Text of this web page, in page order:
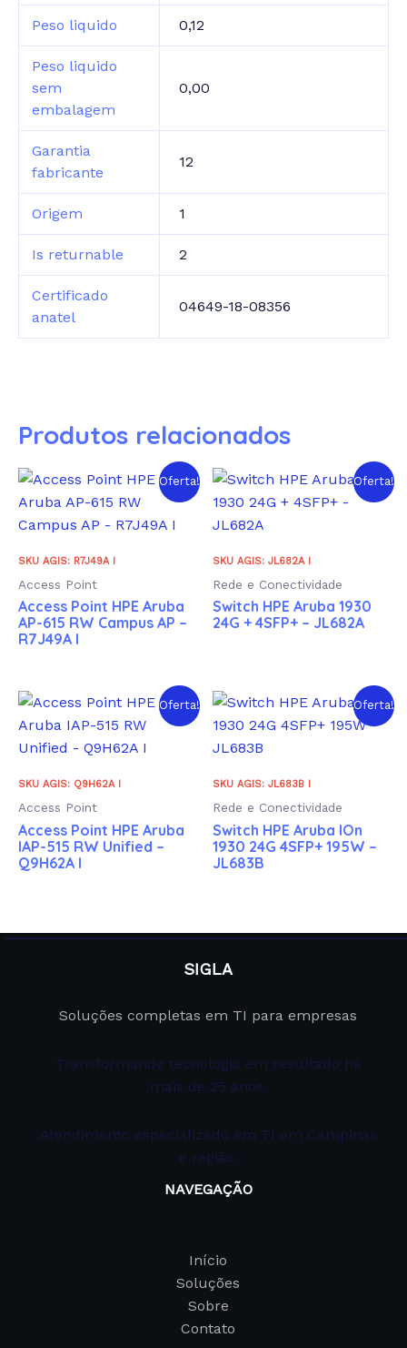
Peso liquido 0,12
Peso liquido
sem
embalagem
0,00
Garantia
fabricante
12
Origem 1
Is returnable 2
Certificado
anatel
04649-18-08356
Produtos relacionados
Oferta!
SKU AGIS: R7J49A I
Access Point
Access Point HPE Aruba
AP-615 RW Campus AP –
R7J49A I
Oferta!
SKU AGIS: JL682A I
Rede e Conectividade
Switch HPE Aruba 1930
24G + 4SFP+ – JL682A
Oferta!
SKU AGIS: Q9H62A I
Access Point
Access Point HPE Aruba
IAP-515 RW Unified –
Q9H62A I
Oferta!
SKU AGIS: JL683B I
Rede e Conectividade
Switch HPE Aruba IOn
1930 24G 4SFP+ 195W –
JL683B
SIGLA
Soluções completas em TI para empresas
Transformando tecnologia em resultado há
mais de 25 anos.
Atendimento especializado em TI em Campinas
e região.
NAVEGAÇÃO
Início
Soluções
Sobre
Contato